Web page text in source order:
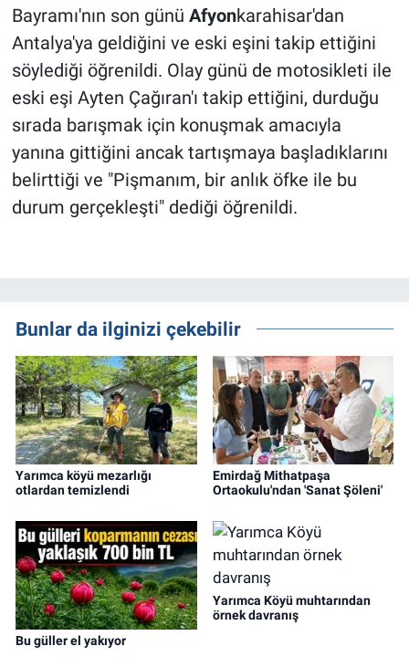
Bayramı'nın son günü Afyonkarahisar'dan
Antalya'ya geldiğini ve eski eşini takip ettiğini
söylediği öğrenildi. Olay günü de motosikleti ile
eski eşi Ayten Çağıran'ı takip ettiğini, durduğu
sırada barışmak için konuşmak amacıyla
yanına gittiğini ancak tartışmaya başladıklarını
belirttiği ve "Pişmanım, bir anlık öfke ile bu
durum gerçekleşti" dediği öğrenildi.
Bunlar da ilginizi çekebilir
Yarımca köyü mezarlığı
otlardan temizlendi
Emirdağ Mithatpaşa
Ortaokulu'ndan 'Sanat Şöleni'
Bu güller el yakıyor
Yarımca Köyü muhtarından
örnek davranış